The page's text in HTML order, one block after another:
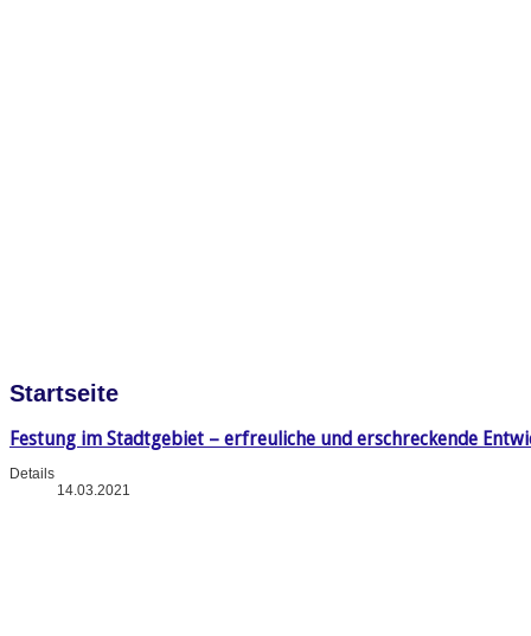
Startseite
Festung im Stadtgebiet – erfreuliche und erschreckende
Details
14.03.2021